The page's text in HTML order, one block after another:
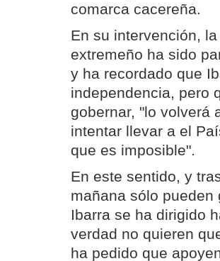
comarca cacereña.
En su intervención,
extremeño ha sido
y ha recordado que
independencia, pero
gobernar, "lo volverá
intentar llevar a el
que es imposible".
En este sentido, y
mañana sólo pueden
Ibarra se ha dirigido
verdad no quieren
ha pedido que